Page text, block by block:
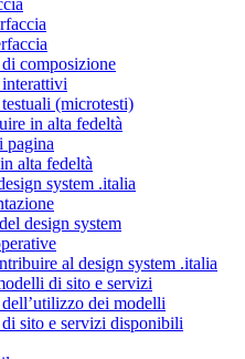
composizione
(microtesti)
in alta fedeltà
pagina
alta fedeltà
system .italia
design system
al design system .italia
di sito e servizi
dei modelli
sito e servizi disponibili